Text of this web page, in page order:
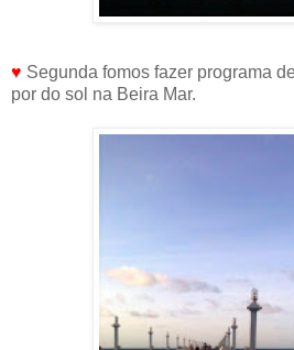
♥ Segunda fomos fazer programa
por do sol na Beira Mar.